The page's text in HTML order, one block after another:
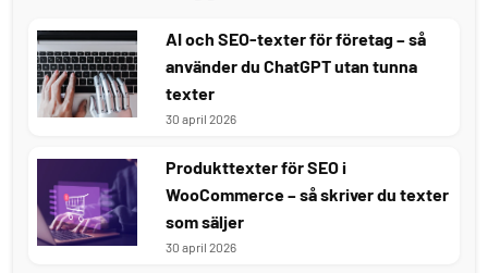
AI och SEO-texter för företag – så
använder du ChatGPT utan tunna
texter
30 april 2026
Produkttexter för SEO i
WooCommerce – så skriver du texter
som säljer
30 april 2026